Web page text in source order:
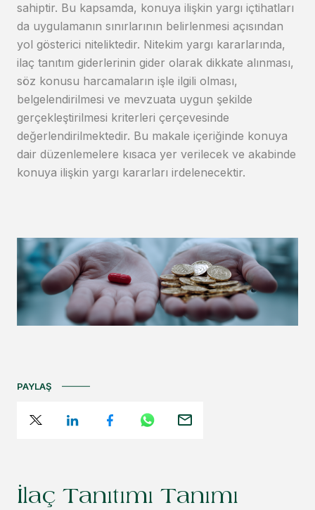
sahiptir. Bu kapsamda, konuya ilişkin yargı içtihatları
da uygulamanın sınırlarının belirlenmesi açısından
yol gösterici niteliktedir. Nitekim yargı kararlarında,
ilaç tanıtım giderlerinin gider olarak dikkate alınması,
söz konusu harcamaların işle ilgili olması,
belgelendirilmesi ve mevzuata uygun şekilde
gerçekleştirilmesi kriterleri çerçevesinde
değerlendirilmektedir. Bu makale içeriğinde konuya
dair düzenlemelere kısaca yer verilecek ve akabinde
konuya ilişkin yargı kararları irdelenecektir.
İlaç Tanıtımı Tanımı
PAYLAŞ